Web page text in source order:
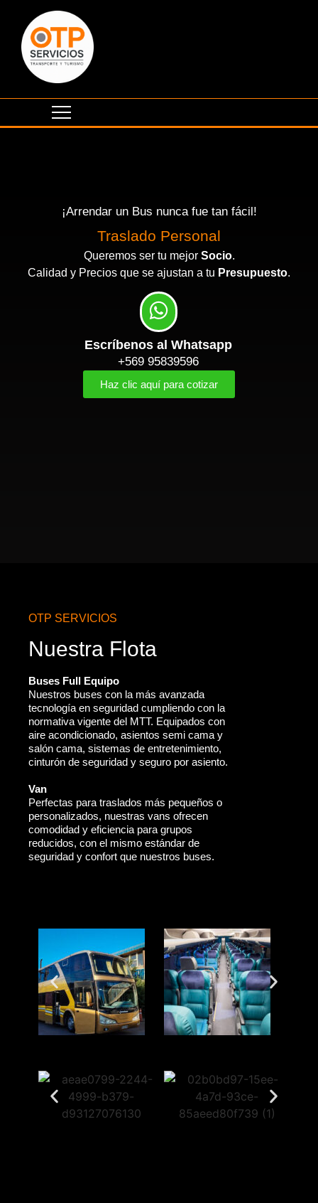
¡Arrendar un Bus nunca fue tan fácil!
Traslado Personal
Queremos ser tu mejor Socio.
Calidad y Precios que se ajustan a tu Presupuesto.
Escríbenos al Whatsapp
+569 95839596
Haz clic aquí para cotizar
OTP SERVICIOS
Nuestra Flota
Buses Full Equipo
Nuestros buses con la más avanzada
tecnología en seguridad cumpliendo con la
normativa vigente del MTT. Equipados con
aire acondicionado, asientos semi cama y
salón cama, sistemas de entretenimiento,
cinturón de seguridad y seguro por asiento.
Van
Perfectas para traslados más pequeños o
personalizados, nuestras vans ofrecen
comodidad y eficiencia para grupos
reducidos, con el mismo estándar de
seguridad y confort que nuestros buses.